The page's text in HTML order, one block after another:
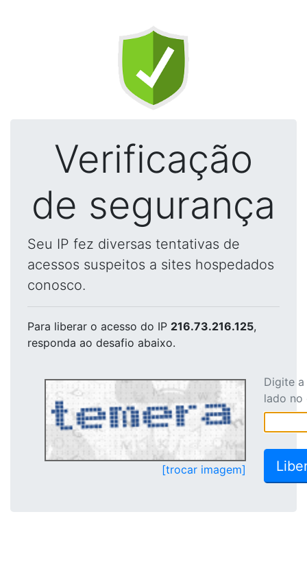
Verificação
de segurança
Seu IP fez diversas tentativas de
acessos suspeitos a sites hospedados
conosco.
Para liberar o acesso do IP 216.73.216.125,
responda ao desafio abaixo.
[trocar imagem]
Digite
lado no